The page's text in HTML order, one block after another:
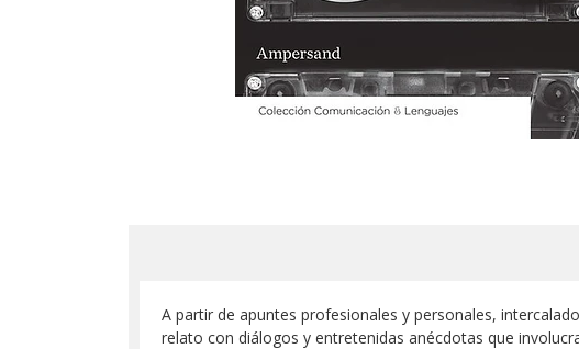
A partir de apuntes profesionales y personales,
relato con diálogos y entretenidas anécdotas que